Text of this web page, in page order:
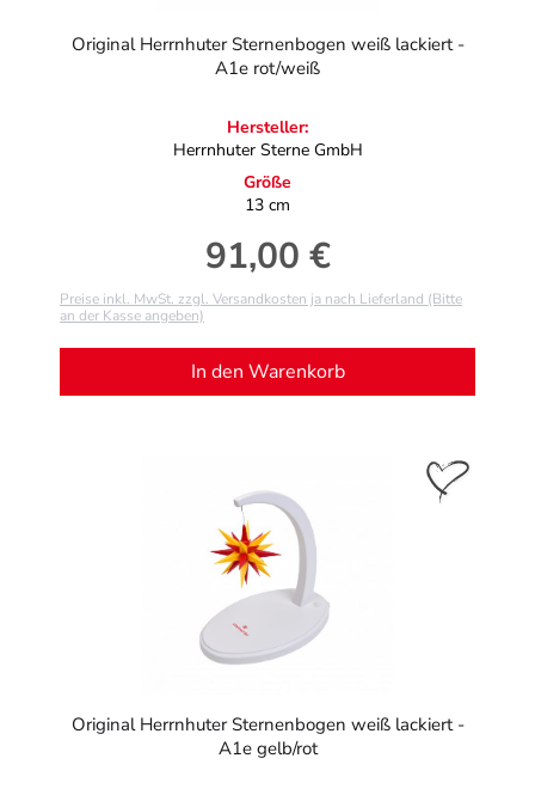
Original Herrnhuter Sternenbogen weiß lackiert -
A1e rot/weiß
Hersteller:
Herrnhuter Sterne GmbH
Größe
13 cm
Regulärer Preis:
91,00 €
Preise inkl. MwSt. zzgl. Versandkosten ja nach Lieferland (Bitte
an der Kasse angeben)
In den Warenkorb
Original Herrnhuter Sternenbogen weiß lackiert -
A1e gelb/rot